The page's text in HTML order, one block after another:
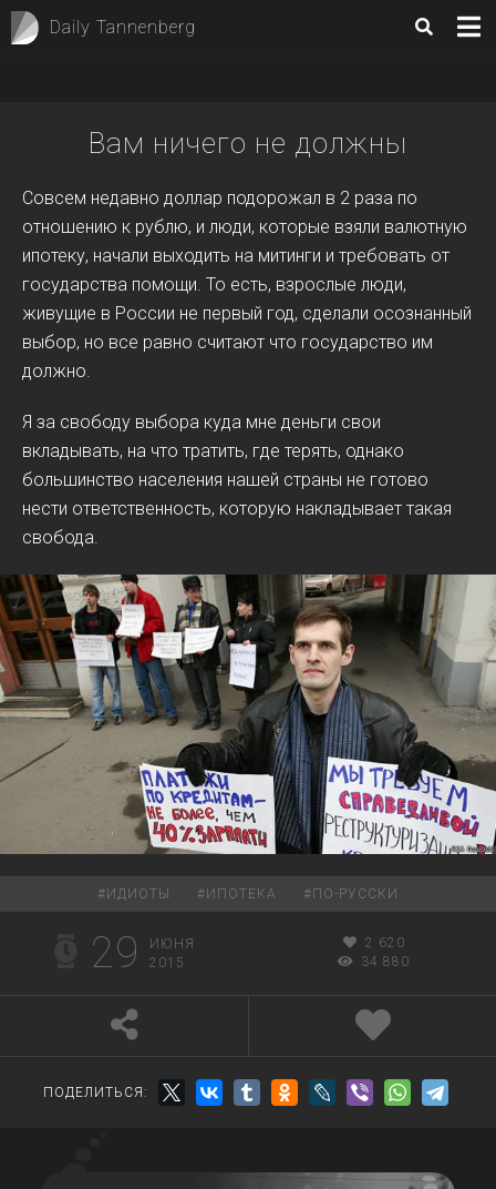
Daily Tannenberg
Вам ничего не должны
Совсем недавно доллар подорожал в 2 раза по
отношению к рублю, и люди, которые взяли валютную
ипотеку, начали выходить на митинги и требовать от
государства помощи. То есть, взрослые люди,
живущие в России не первый год, сделали осознанный
выбор, но все равно считают что государство им
должно.
Я за свободу выбора куда мне деньги свои
вкладывать, на что тратить, где терять, однако
большинство населения нашей страны не готово
нести ответственность, которую накладывает такая
свобода.
#ИДИОТЫ #ИПОТЕКА #ПО-РУССКИ
29
ИЮНЯ
2015
2 620
34 880
ПОДЕЛИТЬСЯ: